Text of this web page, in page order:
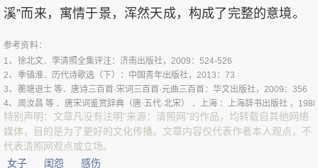
溪”而来，寓情于景，浑然天成，构成了完整的意境。
参考资料：
1、 徐北文．李清照全集评注：济南出版社，2009：524-526
2、 季镇淮．历代诗歌选（下）：中国青年出版社，2013：73
3、 蘅塘退士 等．唐诗三百首·宋词三百首·元曲三百首：华文出版社，2009：356
4、
周汝昌 等 ．唐宋词鉴赏辞典（唐·五代·北宋） ．上海 ：上海辞书出版社 ，
特别声明：文章凡没有注明“来源：清照网”的作品，均转载自其他网络
媒体，目的是为了更好的文化传播。文章内容仅代表作者本人观点，不
代表清照网观点或立场。
女子
闺怨 感伤